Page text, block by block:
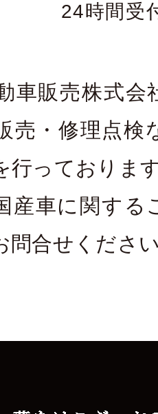
24時間受
車販売株式会
売・修理点検
行っておりま
産車に関する
問合せくださ